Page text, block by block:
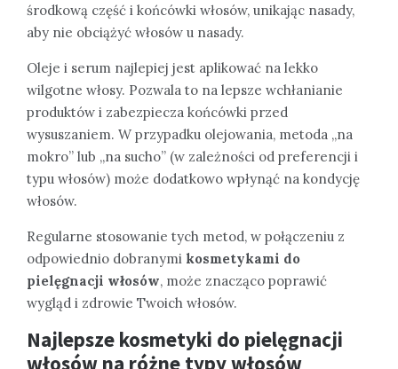
środkową część i końcówki włosów, unikając nasady,
aby nie obciążyć włosów u nasady.
Oleje i serum najlepiej jest aplikować na lekko
wilgotne włosy. Pozwala to na lepsze wchłanianie
produktów i zabezpiecza końcówki przed
wysuszaniem. W przypadku olejowania, metoda „na
mokro” lub „na sucho” (w zależności od preferencji i
typu włosów) może dodatkowo wpłynąć na kondycję
włosów.
Regularne stosowanie tych metod, w połączeniu z
odpowiednio dobranymi kosmetykami do
pielęgnacji włosów, może znacząco poprawić
wygląd i zdrowie Twoich włosów.
Najlepsze kosmetyki do pielęgnacji
włosów na różne typy włosów